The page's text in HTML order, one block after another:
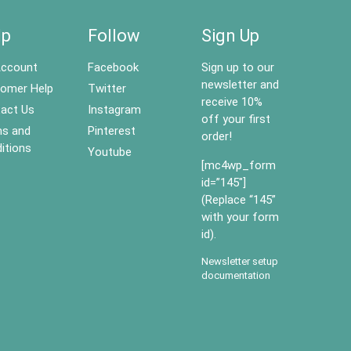
Help
Us
and
Follow
Facebook
Twitter
Instagram
Pinterest
Youtube
Sign Up
Sign up to our
newsletter and
receive 10%
off your first
order!
[mc4wp_form
id=”145″]
(Replace “145”
with your form
id).
Newsletter setup
documentation